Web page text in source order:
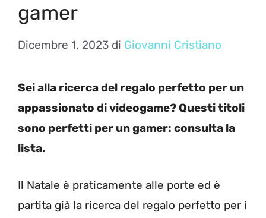
gamer
Dicembre 1, 2023 di Giovanni Cristiano
Sei alla ricerca del regalo perfetto per un
appassionato di videogame? Questi titoli
sono perfetti per un gamer: consulta la
lista.
Il Natale è praticamente alle porte ed è
partita già la ricerca del regalo perfetto per i